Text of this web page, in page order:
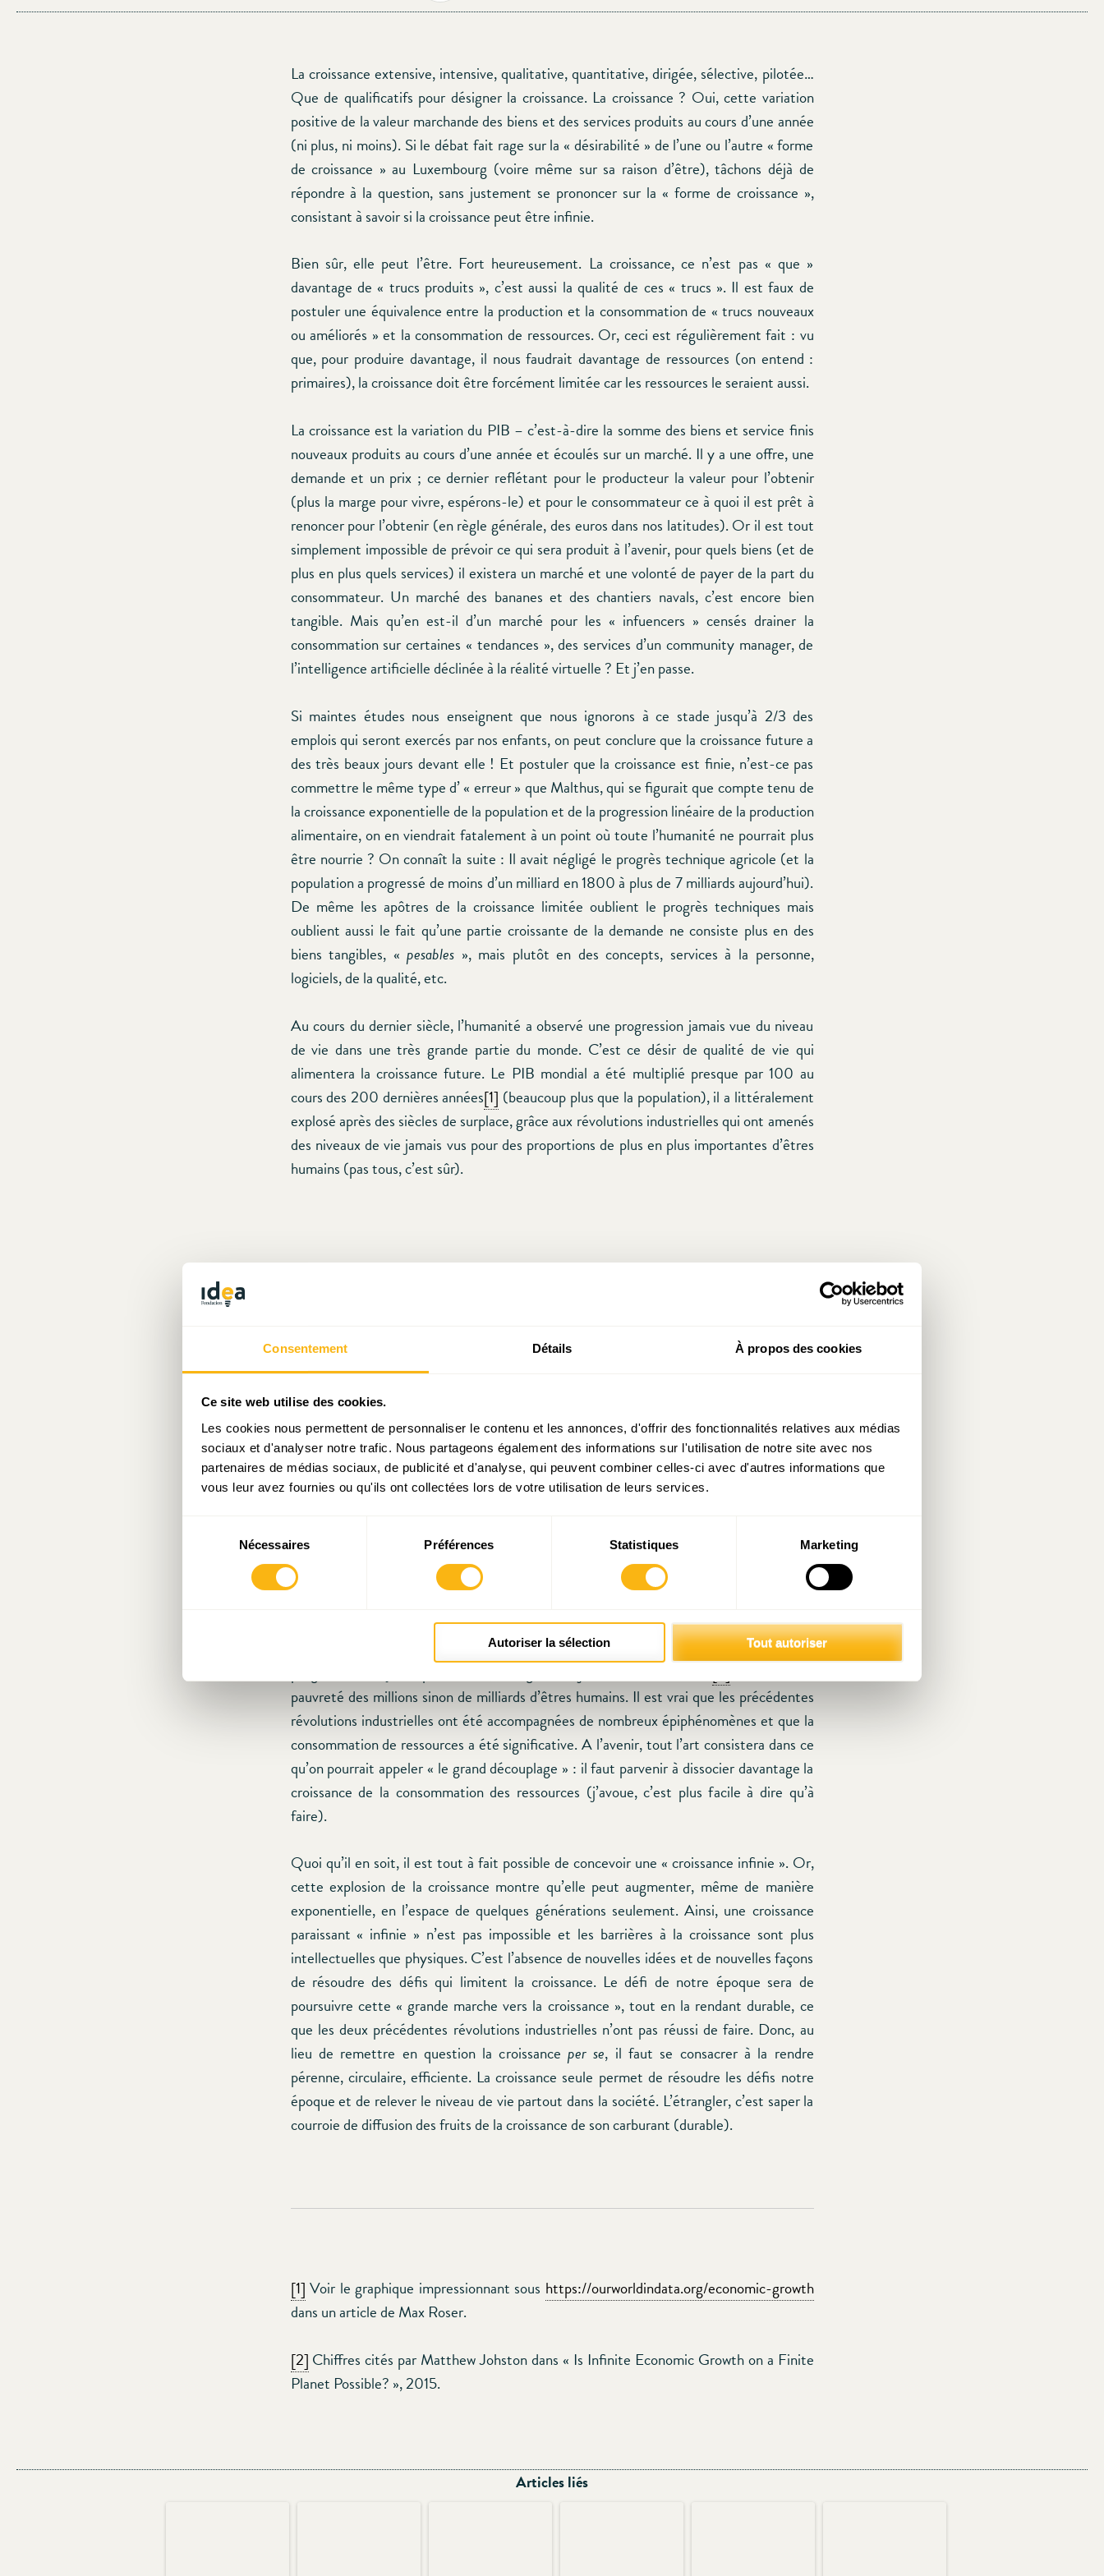
Consentement Détails À propos des cookies
Ce site web utilise des cookies.
Les cookies nous permettent de personnaliser le contenu et les annonces, d'offrir des fonctionnalités relatives aux médias
sociaux et d'analyser notre trafic. Nous partageons également des informations sur l'utilisation de notre site avec nos
partenaires de médias sociaux, de publicité et d'analyse, qui peuvent combiner celles-ci avec d'autres informations que
vous leur avez fournies ou qu'ils ont collectées lors de votre utilisation de leurs services.
consentement
Nécessaires Préférences Statistiques Marketing
Autoriser la sélection Tout autoriser
La croissance extensive, intensive, qualitative, quantitative, dirigée, sélective, pilotée…
Que de qualificatifs pour désigner la croissance. La croissance ? Oui, cette variation
positive de la valeur marchande des biens et des services produits au cours d’une année
(ni plus, ni moins). Si le débat fait rage sur la « désirabilité » de l’une ou l’autre « forme
de croissance » au Luxembourg (voire même sur sa raison d’être), tâchons déjà de
répondre à la question, sans justement se prononcer sur la « forme de croissance »,
consistant à savoir si la croissance peut être infinie.
Bien sûr, elle peut l’être. Fort heureusement. La croissance, ce n’est pas « que »
davantage de « trucs produits », c’est aussi la qualité de ces « trucs ». Il est faux de
postuler une équivalence entre la production et la consommation de « trucs nouveaux
ou améliorés » et la consommation de ressources. Or, ceci est régulièrement fait : vu
que, pour produire davantage, il nous faudrait davantage de ressources (on entend :
primaires), la croissance doit être forcément limitée car les ressources le seraient aussi.
La croissance est la variation du PIB – c’est-à-dire la somme des biens et service finis
nouveaux produits au cours d’une année et écoulés sur un marché. Il y a une offre, une
demande et un prix ; ce dernier reflétant pour le producteur la valeur pour l’obtenir
(plus la marge pour vivre, espérons-le) et pour le consommateur ce à quoi il est prêt à
renoncer pour l’obtenir (en règle générale, des euros dans nos latitudes). Or il est tout
simplement impossible de prévoir ce qui sera produit à l’avenir, pour quels biens (et de
plus en plus quels services) il existera un marché et une volonté de payer de la part du
consommateur. Un marché des bananes et des chantiers navals, c’est encore bien
tangible. Mais qu’en est-il d’un marché pour les « infuencers » censés drainer la
consommation sur certaines « tendances », des services d’un community manager, de
l’intelligence artificielle déclinée à la réalité virtuelle ? Et j’en passe.
Si maintes études nous enseignent que nous ignorons à ce stade jusqu’à 2/3 des
emplois qui seront exercés par nos enfants, on peut conclure que la croissance future a
des très beaux jours devant elle ! Et postuler que la croissance est finie, n’est-ce pas
commettre le même type d’ « erreur » que Malthus, qui se figurait que compte tenu de
la croissance exponentielle de la population et de la progression linéaire de la production
alimentaire, on en viendrait fatalement à un point où toute l’humanité ne pourrait plus
être nourrie ? On connaît la suite : Il avait négligé le progrès technique agricole (et la
population a progressé de moins d’un milliard en 1800 à plus de 7 milliards aujourd’hui).
De même les apôtres de la croissance limitée oublient le progrès techniques mais
oublient aussi le fait qu’une partie croissante de la demande ne consiste plus en des
biens tangibles, « pesables », mais plutôt en des concepts, services à la personne,
logiciels, de la qualité, etc.
Au cours du dernier siècle, l’humanité a observé une progression jamais vue du niveau
de vie dans une très grande partie du monde. C’est ce désir de qualité de vie qui
alimentera la croissance future. Le PIB mondial a été multiplié presque par 100 au
cours des 200 dernières années[1] (beaucoup plus que la population), il a littéralement
explosé après des siècles de surplace, grâce aux révolutions industrielles qui ont amenés
des niveaux de vie jamais vus pour des proportions de plus en plus importantes d’êtres
humains (pas tous, c’est sûr).
Source : https://ourworldindata.org/economic-growth
, dans un article de Max Roser.
habitant est resté plus ou moins stable à 200 $ l’an à l’échelle mondiale (prix de 1990).
Croissance zéro, développement zéro, fortune prédéterminée. Après 1800, il a
pauvreté des millions sinon de milliards d’êtres humains. Il est vrai que les précédentes
révolutions industrielles ont été accompagnées de nombreux épiphénomènes et que la
consommation de ressources a été significative. A l’avenir, tout l’art consistera dans ce
qu’on pourrait appeler « le grand découplage » : il faut parvenir à dissocier davantage la
croissance de la consommation des ressources (j’avoue, c’est plus facile à dire qu’à
faire).
Quoi qu’il en soit, il est tout à fait possible de concevoir une « croissance infinie ». Or,
cette explosion de la croissance montre qu’elle peut augmenter, même de manière
exponentielle, en l’espace de quelques générations seulement. Ainsi, une croissance
paraissant « infinie » n’est pas impossible et les barrières à la croissance sont plus
intellectuelles que physiques. C’est l’absence de nouvelles idées et de nouvelles façons
de résoudre des défis qui limitent la croissance. Le défi de notre époque sera de
poursuivre cette « grande marche vers la croissance », tout en la rendant durable, ce
que les deux précédentes révolutions industrielles n’ont pas réussi de faire. Donc, au
lieu de remettre en question la croissance per se, il faut se consacrer à la rendre
pérenne, circulaire, efficiente. La croissance seule permet de résoudre les défis notre
époque et de relever le niveau de vie partout dans la société. L’étrangler, c’est saper la
courroie de diffusion des fruits de la croissance de son carburant (durable).
[1] Voir le graphique impressionnant sous https://ourworldindata.org/economic-growth
dans un article de Max Roser.
[2] Chiffres cités par Matthew Johston dans « Is Infinite Economic Growth on a Finite
Planet Possible? », 2015.
Articles liés